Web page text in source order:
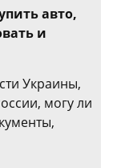
авто,
и
Украины,
могу ли